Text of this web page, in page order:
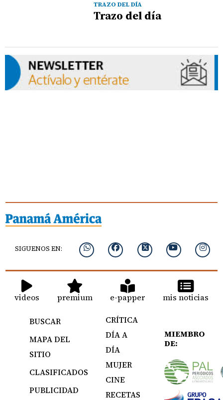
TRAZO DEL DÍA
Trazo del día
SIGUENOS EN:
videos premium e-papper mis noticias
BUSCAR
MAPA DEL
SITIO
CLASIFICADOS
PUBLICIDAD
CRÍTICA
DÍA A
DÍA
MUJER
CINE
RECETAS
MIEMBRO
DE: